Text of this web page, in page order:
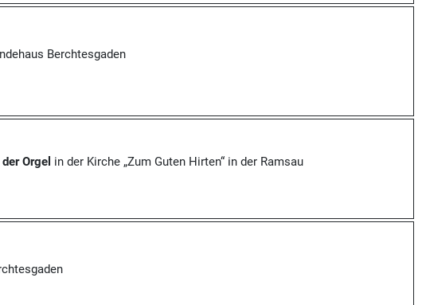
Berchtesgaden
Orgel in der Kirche „Zum Guten Hirten“ in der Ramsau